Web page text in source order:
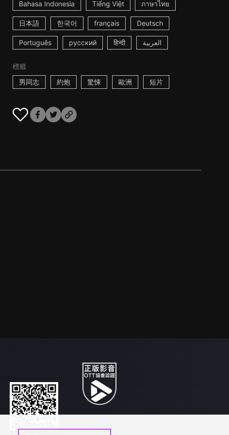
Bahasa Indonesia Tiếng Việt ภาษาไทย
日本語 한국어 français Deutsch
Português русский हिन्दी العربية
標籤
男同志
約炮 驚悚 歐洲 短片